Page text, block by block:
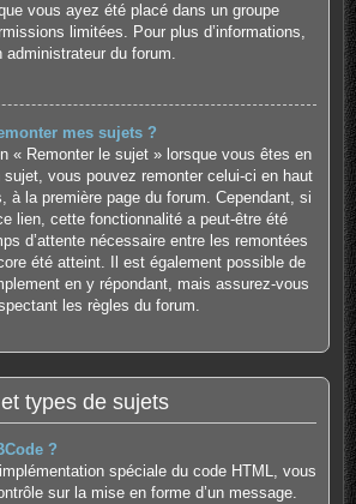
vous ayez été placé dans un groupe
limitées. Pour plus d’informations,
du forum.
mes sujets ?
« Remonter le sujet » lorsque vous êtes en
vous pouvez remonter celui-ci en haut
à la première page du forum. Cependant, si
lien, cette fonctionnalité a peut-être été
d’attente nécessaire entre les remontées
été atteint. Il est également possible de
en y répondant, mais assurez-vous
les règles du forum.
types de sujets
?
spéciale du code HTML, vous
sur la mise en forme d’un message.